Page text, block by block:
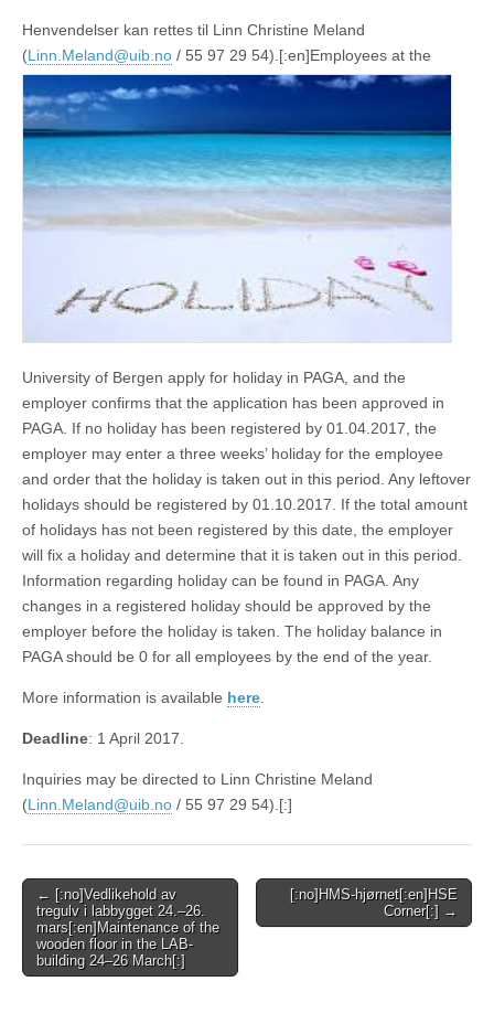
Henvendelser kan rettes til Linn Christine Meland
(Linn.Meland@uib.no / 55 97 29 54).[:en]Employees at the
University of Bergen apply for holiday in PAGA, and the
employer confirms that the application has been approved in
PAGA. If no holiday has been registered by 01.04.2017, the
employer may enter a three weeks’ holiday for the employee
and order that the holiday is taken out in this period. Any leftover
holidays should be registered by 01.10.2017. If the total amount
of holidays has not been registered by this date, the employer
will fix a holiday and determine that it is taken out in this period.
Information regarding holiday can be found in PAGA. Any
changes in a registered holiday should be approved by the
employer before the holiday is taken. The holiday balance in
PAGA should be 0 for all employees by the end of the year.
More information is available here
Deadline: 1 April 2017.
Inquiries may be directed to Linn Christine Meland
(Linn.Meland@uib.no / 55 97 29 54).[:]
Post
navigation
← [:no]Vedlikehold av
tregulv i labbygget 24.–26.
mars[:en]Maintenance of the
wooden floor in the LAB-
building 24–26 March[:]
[:no]HMS-hjørnet[:en]HSE
Corner[:] →